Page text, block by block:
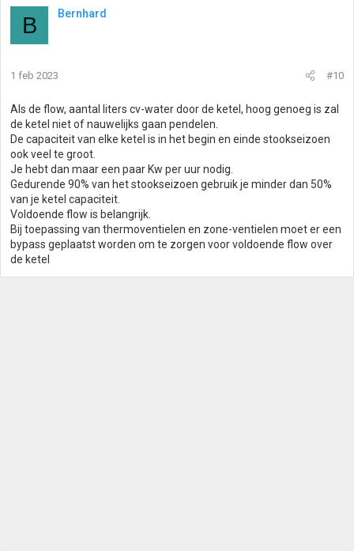
B Bernhard
1 feb 2023 #10
Als de flow, aantal liters cv-water door de ketel, hoog genoeg is zal
de ketel niet of nauwelijks gaan pendelen.
De capaciteit van elke ketel is in het begin en einde stookseizoen
ook veel te groot.
Je hebt dan maar een paar Kw per uur nodig.
Gedurende 90% van het stookseizoen gebruik je minder dan 50%
van je ketel capaciteit.
Voldoende flow is belangrijk.
Bij toepassing van thermoventielen en zone-ventielen moet er een
bypass geplaatst worden om te zorgen voor voldoende flow over
de ketel